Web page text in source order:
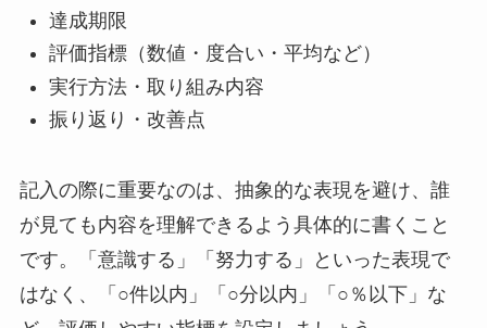
達成期限
評価指標（数値・度合い・平均など）
実行方法・取り組み内容
振り返り・改善点
記入の際に重要なのは、抽象的な表現を避け、誰
が見ても内容を理解できるよう具体的に書くこと
です。「意識する」「努力する」といった表現で
はなく、「○件以内」「○分以内」「○％以下」な